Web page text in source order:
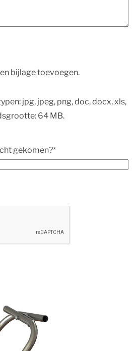
bijlage toevoegen.
jpg, jpeg, png, doc, docx, xls,
64 MB.
gekomen?*